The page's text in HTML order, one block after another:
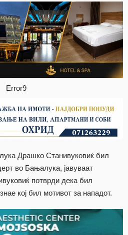
Error9
Драшко Станивуковиќ бил
во Бањалука, јавуваат
потврди дека бил
кој бил мотивот за нападот.